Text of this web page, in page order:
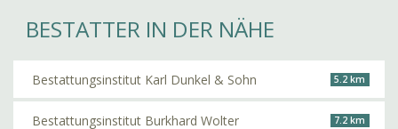
BESTATTER IN DER NÄHE
Bestattungsinstitut Karl Dunkel & Sohn 5.2 km
Bestattungsinstitut Burkhard Wolter 7.2 km